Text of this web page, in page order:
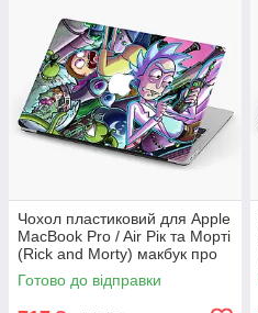
Чохол пластиковий для Apple
MacBook Pro / Air Рік та Морті
(Rick and Morty) макбук про
case hard cover
Готово до відправки